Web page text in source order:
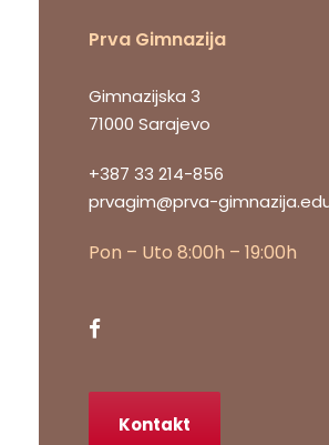
Prva Gimnazija
Gimnazijska 3
71000 Sarajevo
+387 33 214-856
prvagim@prva-
Pon – Uto 8:00h – 19:00h
Kontakt